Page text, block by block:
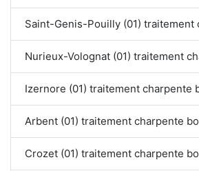
Saint-Genis-Pouilly (01) traitement
Nurieux-Volognat (01) traitement
Izernore (01) traitement charpente
Arbent (01) traitement charpente
Crozet (01) traitement charpente